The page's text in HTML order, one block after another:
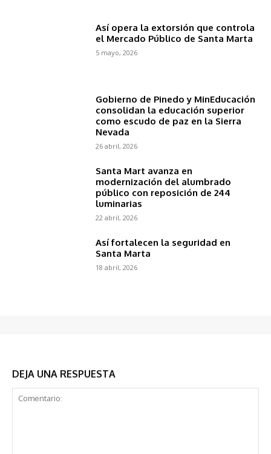
Así opera la extorsión que controla
el Mercado Público de Santa Marta
5 mayo, 2026
Gobierno de Pinedo y MinEducación
consolidan la educación superior
como escudo de paz en la Sierra
Nevada
26 abril, 2026
Santa Mart avanza en
modernización del alumbrado
público con reposición de 244
luminarias
22 abril, 2026
Así fortalecen la seguridad en
Santa Marta
18 abril, 2026
DEJA UNA RESPUESTA